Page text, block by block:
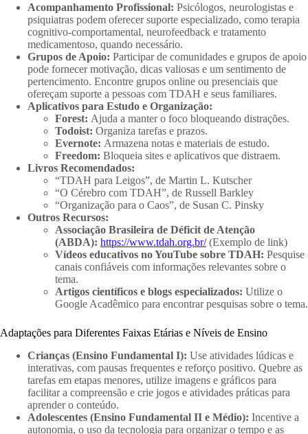
Acompanhamento Profissional: Psicólogos, neurologistas e
psiquiatras podem oferecer suporte especializado, como terapia
cognitivo-comportamental, neurofeedback e tratamento
medicamentoso, quando necessário.
Grupos de Apoio: Participar de comunidades e grupos de apoio
pode fornecer motivação, dicas valiosas e um sentimento de
pertencimento. Encontre grupos online ou presenciais que
ofereçam suporte a pessoas com TDAH e seus familiares.
Aplicativos para Estudo e Organização:
Forest: Ajuda a manter o foco bloqueando distrações.
Todoist: Organiza tarefas e prazos.
Evernote: Armazena notas e materiais de estudo.
Freedom: Bloqueia sites e aplicativos que distraem.
Livros Recomendados:
“TDAH para Leigos”, de Martin L. Kutscher
“O Cérebro com TDAH”, de Russell Barkley
“Organização para o Caos”, de Susan C. Pinsky
Outros Recursos:
Associação Brasileira de Déficit de Atenção
(ABDA): https://www.tdah.org.br/(Exemplo de link)
Vídeos educativos no YouTube sobre TDAH: Pesquise
canais confiáveis com informações relevantes sobre o
tema.
Artigos científicos e blogs especializados: Utilize o
Google Acadêmico para encontrar pesquisas sobre o tema.
Adaptações para Diferentes Faixas Etárias e Níveis de Ensino
Crianças (Ensino Fundamental I): Use atividades lúdicas e
interativas, com pausas frequentes e reforço positivo. Quebre as
tarefas em etapas menores, utilize imagens e gráficos para
facilitar a compreensão e crie jogos e atividades práticas para
aprender o conteúdo.
Adolescentes (Ensino Fundamental II e Médio): Incentive a
autonomia, o uso da tecnologia para organizar o tempo e as